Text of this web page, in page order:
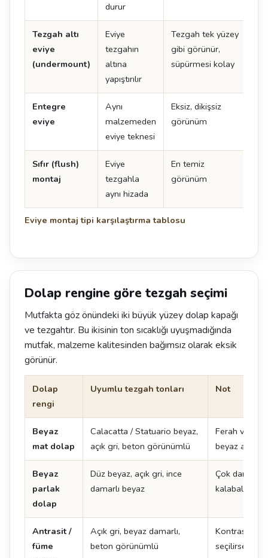
Eviye montaj tipi karşılaştırma tablosu
durur
Tezgah altı
eviye
(undermount)
Eviye
tezgahın
altına
yapıştırılır
Tezgah tek yüzey
gibi görünür,
süpürmesi kolay
Entegre
eviye
Aynı
malzemeden
eviye teknesi
Eksiz, dikişsiz
görünüm
Sıfır (flush)
montaj
Eviye
tezgahla
aynı hizada
En temiz
görünüm
Dolap rengine göre tezgah seçimi
Mutfakta göz önündeki iki büyük yüzey dolap kapağı
ve tezgahtır. Bu ikisinin ton sıcaklığı uyuşmadığında
mutfak, malzeme kalitesinden bağımsız olarak eksik
görünür.
Dolap
rengi
Uyumlu tezgah tonları Not
Beyaz
mat dolap
Calacatta / Statuario beyaz,
açık gri, beton görünümlü
Ferah ve
beyaz adada
Beyaz
parlak
dolap
Düz beyaz, açık gri, ince
damarlı beyaz
Çok damarlı
kalabalık
Antrasit /
füme
Açık gri, beyaz damarlı,
beton görünümlü
Kontrast
seçilirse